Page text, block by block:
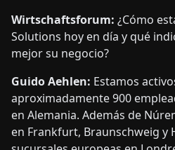
Wirtschaftsforum: ¿Cómo
Solutions hoy en día y qué
mejor su negocio?
Guido Aehlen: Estamos
aproximadamente 900
en Alemania. Además de
en Frankfurt, Braunschweig y